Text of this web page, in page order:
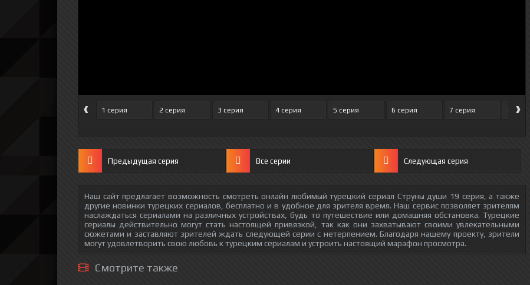
‹ 1 серия 2 серия 3 серия 4 серия 5 серия 6 серия 7 серия 8 серия
›
Предыдущая серия Все серии Следующая серия
Наш сайт предлагает возможность смотреть онлайн любимый турецкий сериал Струны души 19 серия, а также
другие новинки турецких сериалов, бесплатно и в удобное для зрителя время. Наш сервис позволяет зрителям
наслаждаться сериалами на различных устройствах, будь то путешествие или домашняя обстановка. Турецкие
сериалы действительно могут стать настоящей привязкой, так как они захватывают своими увлекательными
сюжетами и заставляют зрителей ждать следующей серии с нетерпением. Благодаря нашему проекту, зрители
могут удовлетворить свою любовь к турецким сериалам и устроить настоящий марафон просмотра.
Смотрите также